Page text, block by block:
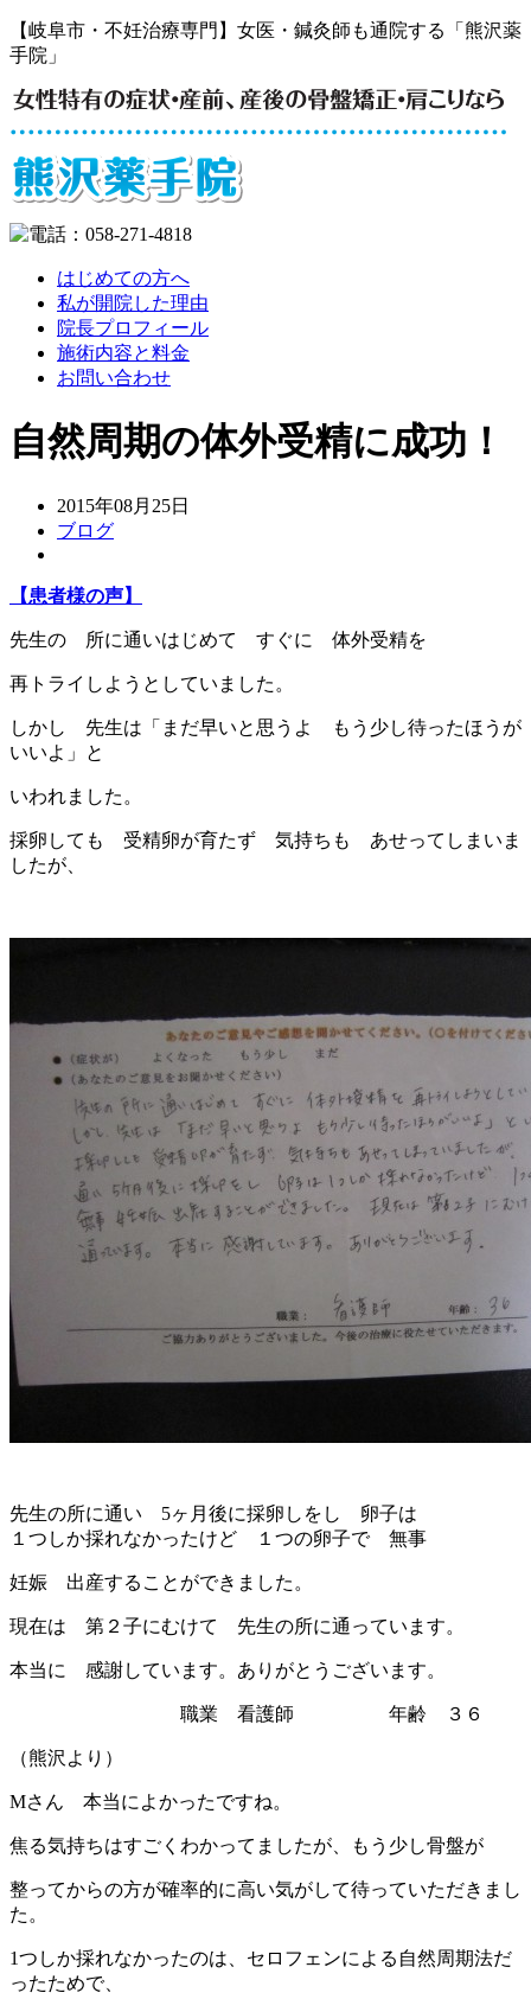
【岐阜市・不妊治療専門】女医・鍼灸師も通院する「熊沢薬
手院」
はじめての方へ
私が開院した理由
院長プロフィール
施術内容と料金
お問い合わせ
自然周期の体外受精に成功！
2015年08月25日
ブログ
【患者様の声】
先生の 所に通いはじめて すぐに 体外受精を
再トライしようとしていました。
しかし 先生は「まだ早いと思うよ もう少し待ったほうが
いいよ」と
いわれました。
採卵しても 受精卵が育たず 気持ちも あせってしまいま
したが、
先生の所に通い 5ヶ月後に採卵しをし 卵子は
１つしか採れなかったけど １つの卵子で 無事
妊娠 出産することができました。
現在は 第２子にむけて 先生の所に通っています。
本当に 感謝しています。ありがとうございます。
職業 看護師 年齢 ３６
（熊沢より）
Mさん 本当によかったですね。
焦る気持ちはすごくわかってましたが、もう少し骨盤が
整ってからの方が確率的に高い気がして待っていただきまし
た。
1つしか採れなかったのは、セロフェンによる自然周期法だ
ったためで、